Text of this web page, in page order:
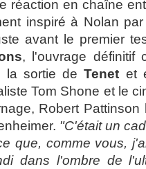
réaction en chaîne
inspiré à Nolan
avant le premier
, l'ouvrage définitif
la sortie deTenet et
Tom Shone et le
Robert
"C'était un
que, comme vous,
dans l'ombre de